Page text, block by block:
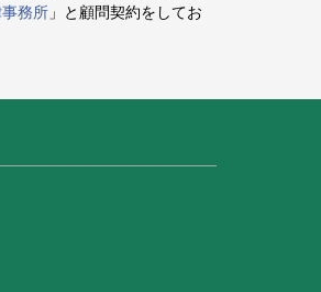
務所 」と顧問契約をしてお